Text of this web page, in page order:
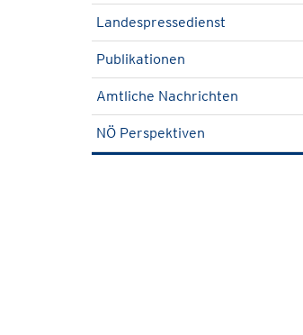
Landespressedienst
Publikationen
Amtliche Nachrichten
NÖ Perspektiven